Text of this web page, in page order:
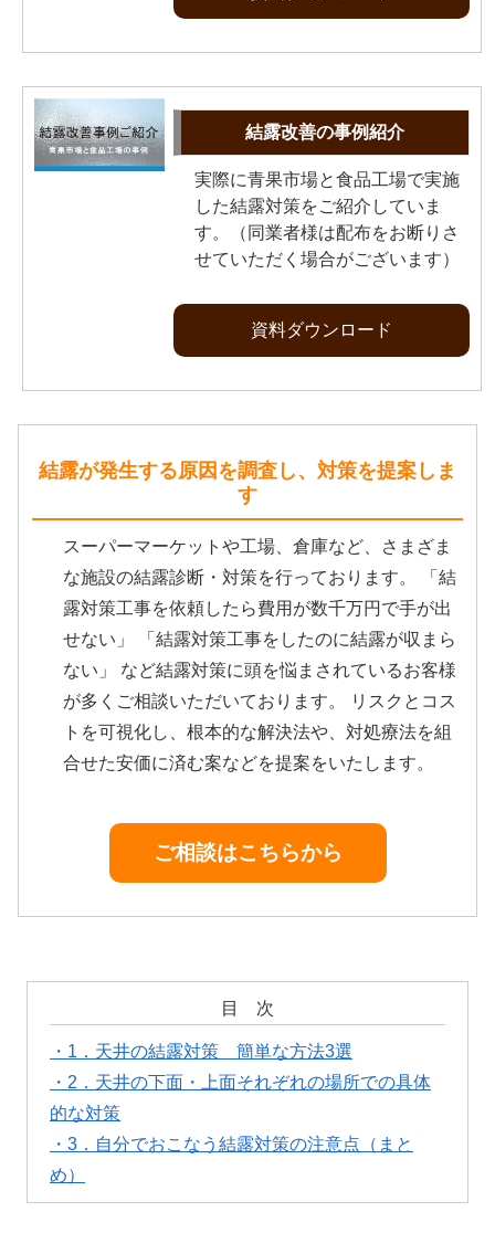
結露改善の事例紹介
実際に青果市場と食品工場で実施
した結露対策をご紹介していま
す。（同業者様は配布をお断りさ
せていただく場合がございます）
資料ダウンロード
結露が発生する原因を調査し、対策を提案しま
す
スーパーマーケットや工場、倉庫など、さまざま
な施設の結露診断・対策を行っております。 「結
露対策工事を依頼したら費用が数千万円で手が出
せない」 「結露対策工事をしたのに結露が収まら
ない」 など結露対策に頭を悩まされているお客様
が多くご相談いただいております。 リスクとコス
トを可視化し、根本的な解決法や、対処療法を組
合せた安価に済む案などを提案をいたします。
ご相談はこちらから
目 次
・1．天井の結露対策 簡単な方法3選
・2．天井の下面・上面それぞれの場所での具体
的な対策
・3．自分でおこなう結露対策の注意点（まと
め）